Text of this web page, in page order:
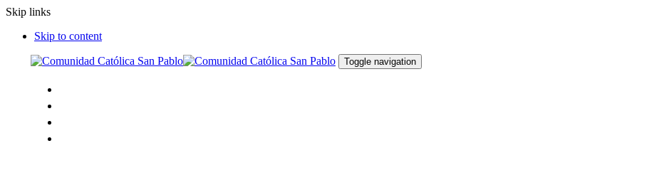
Skip links
Skip to content
Toggle navigation